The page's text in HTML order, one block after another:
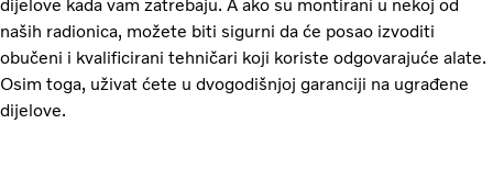
dijelove kada vam zatrebaju. A ako su montirani u nekoj od
naših radionica, možete biti sigurni da će posao izvoditi
obučeni i kvalificirani tehničari koji koriste odgovarajuće alate.
Osim toga, uživat ćete u dvogodišnjoj garanciji na ugrađene
dijelove.